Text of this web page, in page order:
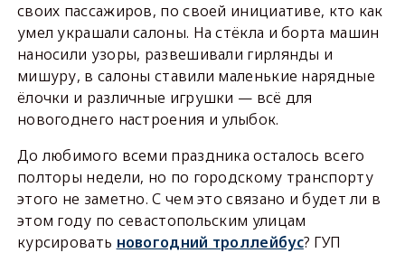
своих пассажиров, по своей инициативе, кто как
умел украшали салоны. На стёкла и борта машин
наносили узоры, развешивали гирлянды и
мишуру, в салоны ставили маленькие нарядные
ёлочки и различные игрушки — всё для
новогоднего настроения и улыбок.
До любимого всеми праздника осталось всего
полторы недели, но по городскому транспорту
этого не заметно. С чем это связано и будет ли в
этом году по севастопольским улицам
курсировать новогодний троллейбус? ГУП